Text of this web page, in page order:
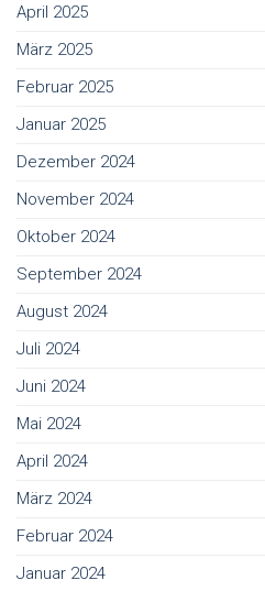
April 2025
März 2025
Februar 2025
Januar 2025
Dezember 2024
November 2024
Oktober 2024
September 2024
August 2024
Juli 2024
Juni 2024
Mai 2024
April 2024
März 2024
Februar 2024
Januar 2024